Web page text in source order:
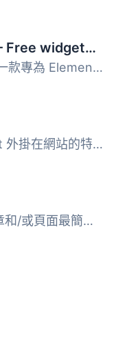
UiCore Elements – Free widgets and templates for Elementor
UiCore Elements 是一款專為 Elementor 頁面建構器設計的多功...
使用 Widget Context 外掛在網站的特定部分 (如首頁、文章、...
這是添加小工具到文章和/或頁面最簡單，也是評價最高的方法。...